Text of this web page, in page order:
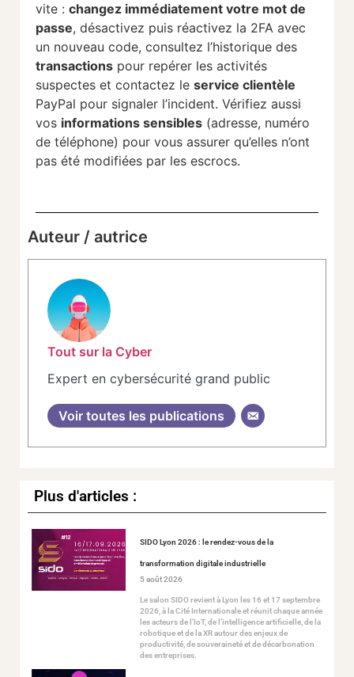
vite : changez immédiatement votre mot de
passe, désactivez puis réactivez la 2FA avec
un nouveau code, consultez l’historique des
transactions pour repérer les activités
suspectes et contactez le service clientèle
PayPal pour signaler l’incident. Vérifiez aussi
vos informations sensibles (adresse, numéro
de téléphone) pour vous assurer qu’elles n’ont
pas été modifiées par les escrocs.
Auteur / autrice
Tout sur la Cyber
Expert en cybersécurité grand public
Voir toutes les publications
Plus d'articles :
SIDO Lyon 2026 : le rendez-vous de la
transformation digitale industrielle
5 août 2026
Le salon SIDO revient à Lyon les 16 et 17 septembre
2026, à la Cité Internationale et réunit chaque année
les acteurs de l’IoT, de l’intelligence artificielle, de la
robotique et de la XR autour des enjeux de
productivité, de souveraineté et de décarbonation
des entreprises.